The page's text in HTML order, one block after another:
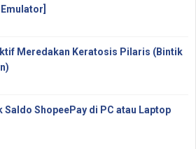
Meredakan Keratosis Pilaris (Bintik
Saldo ShopeePay di PC atau Laptop